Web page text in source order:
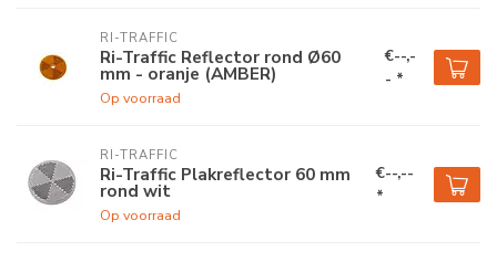
RI-TRAFFIC
Ri-Traffic Reflector rond Ø60
mm - oranje (AMBER)
Op voorraad
€--,-
- *
RI-TRAFFIC
Ri-Traffic Plakreflector 60 mm
rond wit
Op voorraad
€--,--
*